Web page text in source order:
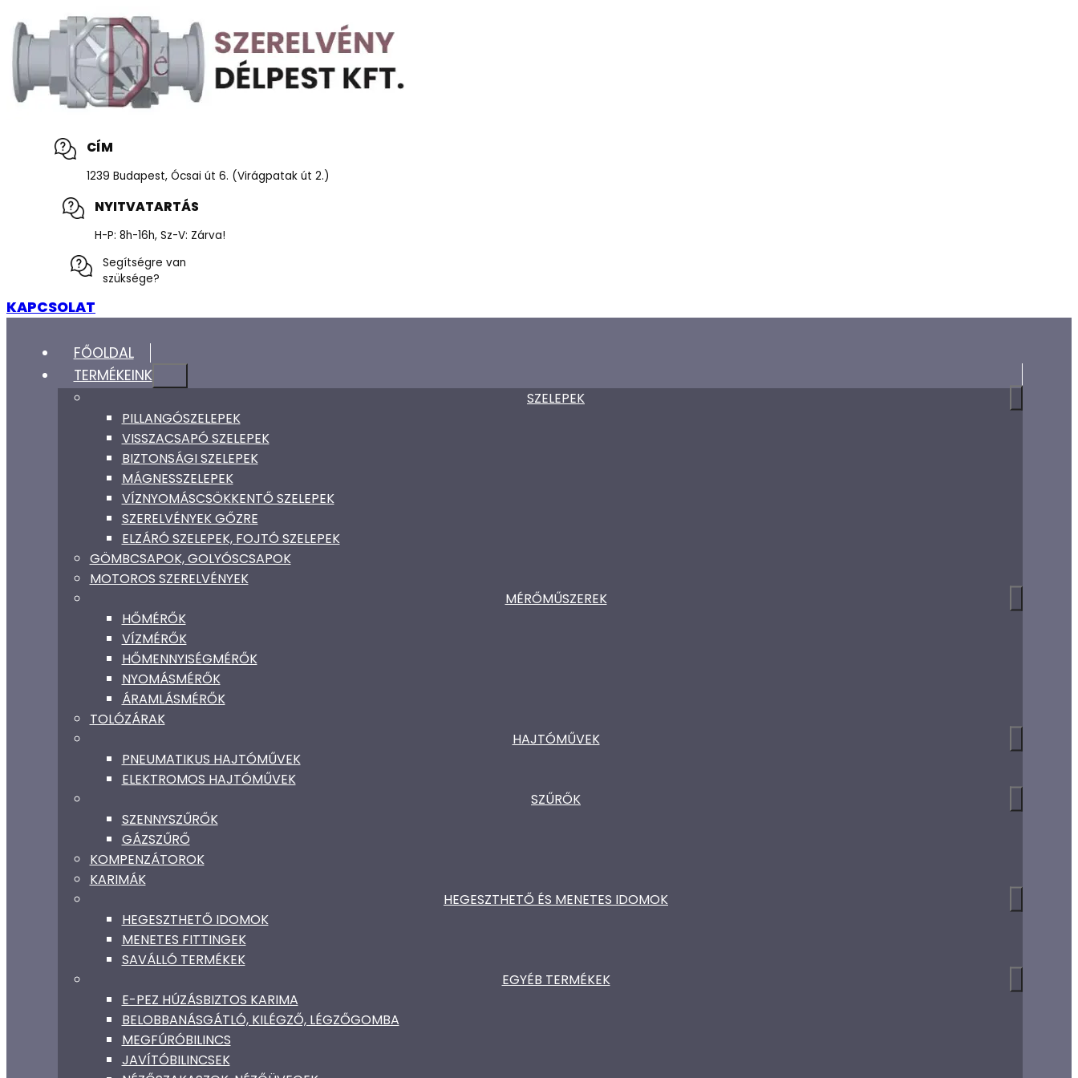
CÍM
1239 Budapest, Ócsai út 6. (Virágpatak út 2.)
NYITVATARTÁS
H-P: 8h-16h, Sz-V: Zárva!
Segítségre van
szüksége?
KAPCSOLAT
FŐOLDAL
TERMÉKEINK
SZELEPEK
PILLANGÓSZELEPEK
VISSZACSAPÓ SZELEPEK
BIZTONSÁGI SZELEPEK
MÁGNESSZELEPEK
VÍZNYOMÁSCSÖKKENTŐ SZELEPEK
SZERELVÉNYEK GŐZRE
ELZÁRÓ SZELEPEK, FOJTÓ SZELEPEK
GÖMBCSAPOK, GOLYÓSCSAPOK
MOTOROS SZERELVÉNYEK
MÉRŐMŰSZEREK
HŐMÉRŐK
VÍZMÉRŐK
HŐMENNYISÉGMÉRŐK
NYOMÁSMÉRŐK
ÁRAMLÁSMÉRŐK
TOLÓZÁRAK
HAJTÓMŰVEK
PNEUMATIKUS HAJTÓMŰVEK
ELEKTROMOS HAJTÓMŰVEK
SZŰRŐK
SZENNYSZŰRŐK
GÁZSZŰRŐ
KOMPENZÁTOROK
KARIMÁK
HEGESZTHETŐ ÉS MENETES IDOMOK
HEGESZTHETŐ IDOMOK
MENETES FITTINGEK
SAVÁLLÓ TERMÉKEK
EGYÉB TERMÉKEK
E-PEZ HÚZÁSBIZTOS KARIMA
BELOBBANÁSGÁTLÓ, KILÉGZŐ, LÉGZŐGOMBA
MEGFÚRÓBILINCS
JAVÍTÓBILINCSEK